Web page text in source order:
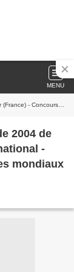
MENU
Meilleurs accordéonistes mondiaux
2004 de
-
mondiaux